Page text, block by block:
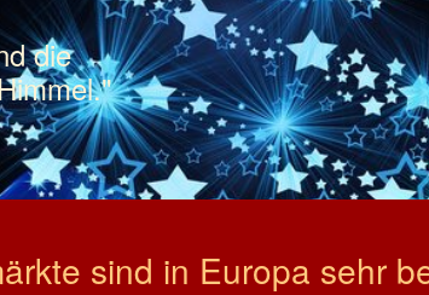
die
sind in Europa sehr